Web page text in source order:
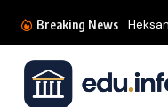
Breaking News